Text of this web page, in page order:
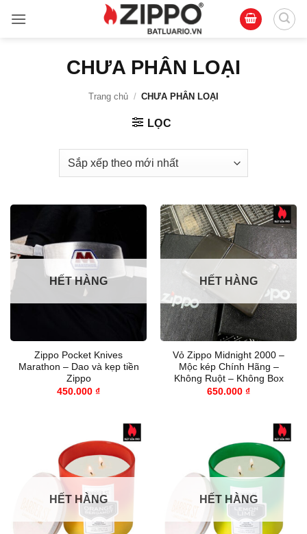
qua
CHƯA PHÂN LOẠI
Trang chủ / CHƯA PHÂN LOẠI
LỌC
HẾT HÀNG
Zippo Pocket Knives
Marathon – Dao và kẹp tiền
Zippo
450.000 ₫
HẾT HÀNG
Vỏ Zippo Midnight 2000 –
Mộc kép Chính Hãng –
Không Ruột – Không Box
650.000 ₫
HẾT HÀNG HẾT HÀNG